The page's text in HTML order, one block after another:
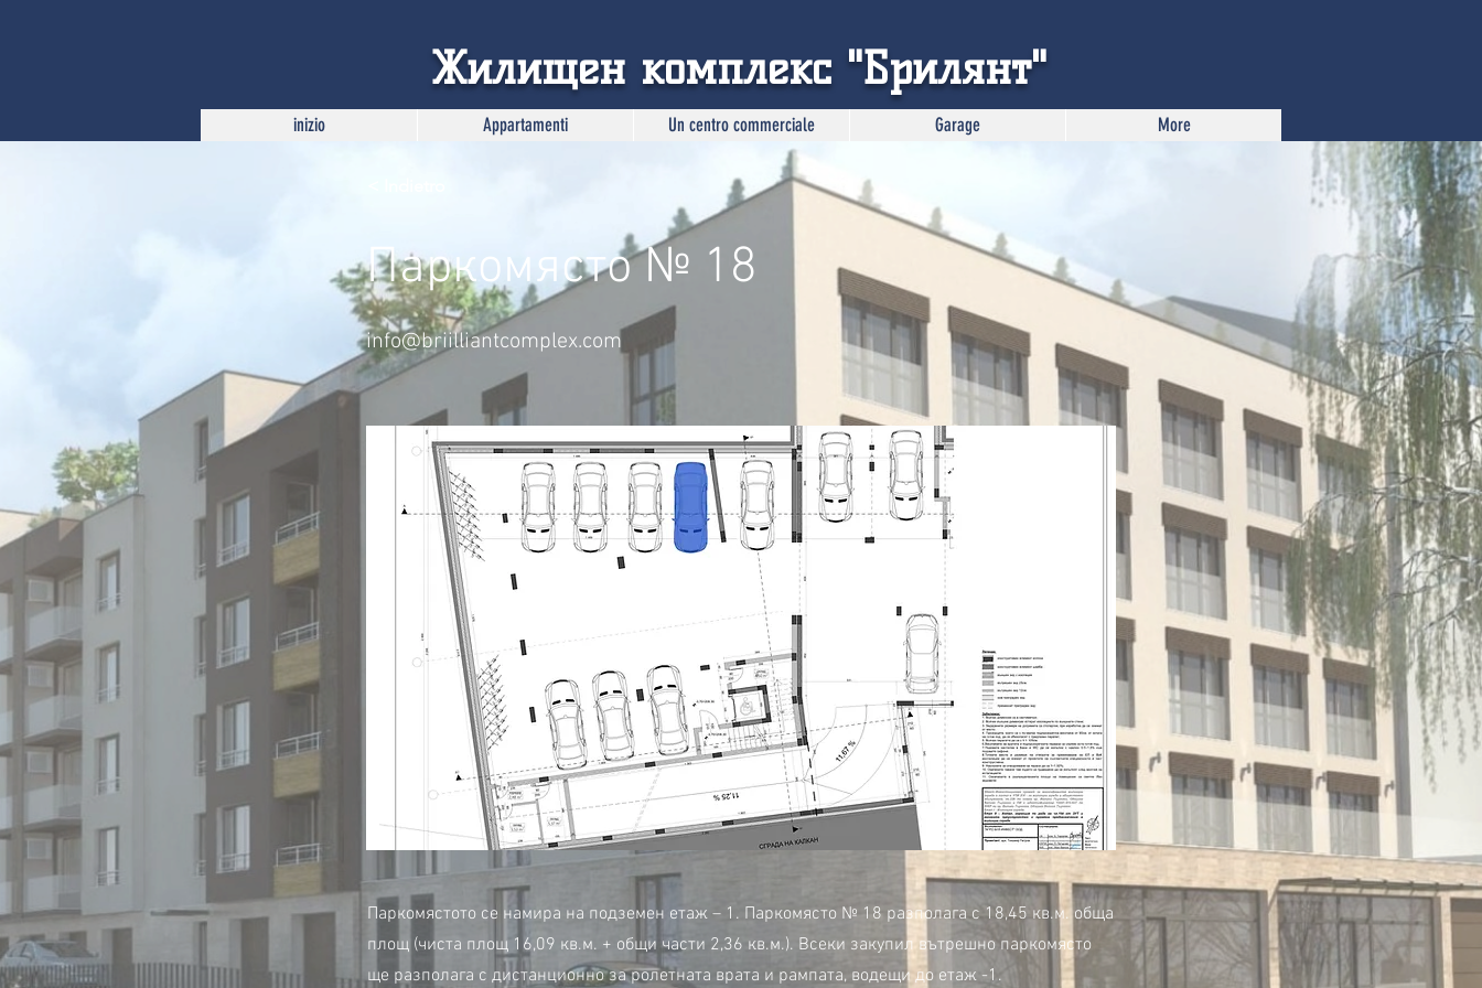
Жилищен комплекс "Брилянт"
inizio Appartamenti Un centro commerciale Garage More
Паркомясто № 18
info@briilliantcomplex.com
Паркомястото се намира на подземен етаж – 1. Паркомясто № 18 разполага с 18,45 кв.м. обща
площ (чиста площ 16,09 кв.м. + общи части 2,36 кв.м.). Всеки закупил вътрешно паркомясто
ще разполага с дистанционно за ролетната врата и рампата, водещи до етаж -1.